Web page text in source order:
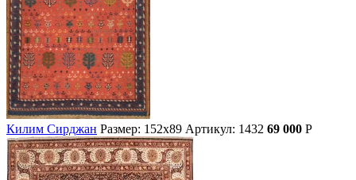
Килим Сирджан Размер: 152х89 Артикул: 1432 69 000 Р